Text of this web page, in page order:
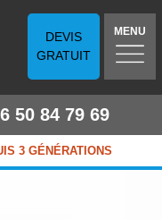
DEVIS
GRATUIT
MENU
50 84 79 69
3 GÉNÉRATIONS